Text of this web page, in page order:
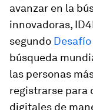
avanzar en la
innovadoras,
segundo
búsqueda
las personas
registrarse para
digitales de